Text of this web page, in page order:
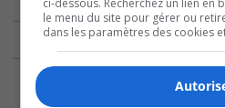
ci-dessous. Recherchez un lien en
le menu du site pour gérer ou
dans les paramètres des cookies